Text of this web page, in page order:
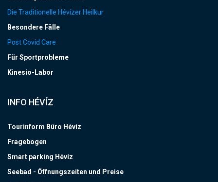
Die Traditionelle Hévízer Heilkur
Besondere Fälle
Post Covid Care
Für Sportprobleme
Kinesio-Labor
INFO HÉVÍZ
Tourinform Büro Hévíz
Fragebogen
Smart parking Hévíz
Seebad - Öffnungszeiten und Preise